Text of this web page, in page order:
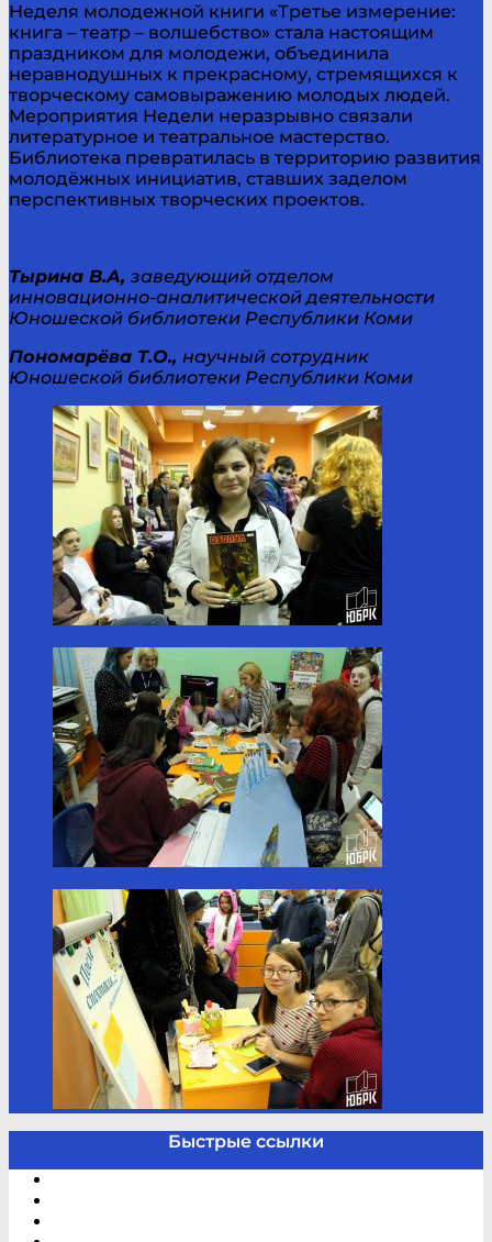
Неделя молодежной книги «Третье измерение:
книга – театр – волшебство» стала настоящим
праздником для молодежи, объединила
неравнодушных к прекрасному, стремящихся к
творческому самовыражению молодых людей.
Мероприятия Недели неразрывно связали
литературное и театральное мастерство.
Библиотека превратилась в территорию развития
молодёжных инициатив, ставших заделом
перспективных творческих проектов.
Тырина В.А, заведующий отделом
инновационно-аналитической деятельности
Юношеской библиотеки Республики Коми
Пономарёва Т.О., научный сотрудник
Юношеской библиотеки Республики Коми
Быстрые ссылки